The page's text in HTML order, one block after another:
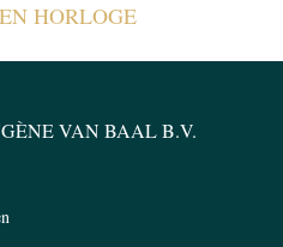
HORLOGE
VAN BAAL B.V.